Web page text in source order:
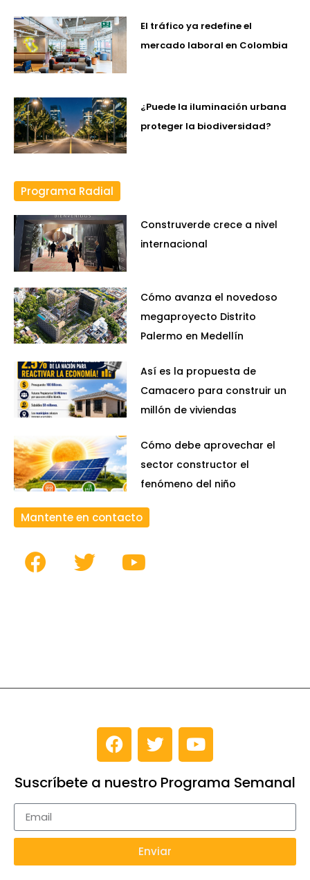
El tráfico ya redefine el
mercado laboral en Colombia
¿Puede la iluminación urbana
proteger la biodiversidad?
Programa Radial
Construverde crece a nivel
internacional
Cómo avanza el novedoso
megaproyecto Distrito
Palermo en Medellín
Así es la propuesta de
Camacero para construir un
millón de viviendas
Cómo debe aprovechar el
sector constructor el
fenómeno del niño
Mantente en contacto
Suscríbete a nuestro Programa Semanal
Enviar